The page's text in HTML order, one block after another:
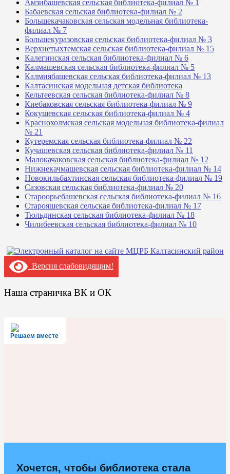
Амзибашевская сельская библиотека-филиал № 1
Бабаевская сельская библиотека-филиал № 2
Большекачаковская сельская модельная библиотека-
филиал № 7
Большекуразовская сельская библиотека-филиал № 3
Верхнетыхтемская сельская библиотека-филиал № 15
Калегинская сельская библиотека-филиал № 6
Калмашевская сельская библиотека-филиал № 5
Калмиябашевская сельская библиотека-филиал № 13
Калтасинская модельная детская библиотека
Кельтеевская сельская библиотека-филиал № 8
Киебаковская сельская библиотека-филиал № 9
Кокушевская сельская библиотека-филиал № 4
Краснохолмская сельская модельная библиотека-филиал
№ 21
Кутеремская сельская библиотека-филиал № 22
Кучашевская сельская библиотека-филиал № 11
Малокачаковская сельская библиотека-филиал № 12
Нижнекачмашевская сельская библиотека-филиал № 14
Новокильбахтинская сельская библиотека-филиал № 19
Сазовская сельская библиотека-филиал № 20
Староорьебашевская сельская библиотека-филиал № 16
Старояшевская сельская библиотека-филиал № 17
Тюльдинская сельская библиотека-филиал № 18
Чилибеевская сельская библиотека-филиал № 10
Версия слабовидящим!
Наша страничка ВК и ОК
Решаем вместе
Хочется, чтобы библиотека стала